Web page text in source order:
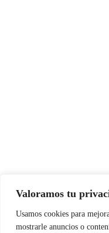
Valoramos tu
Usamos cookies para
mostrarle anuncios o